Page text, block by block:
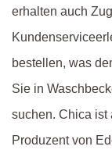
erhalten auch
bestellen, was
Sie in
suchen. Chica ist
Produzent von